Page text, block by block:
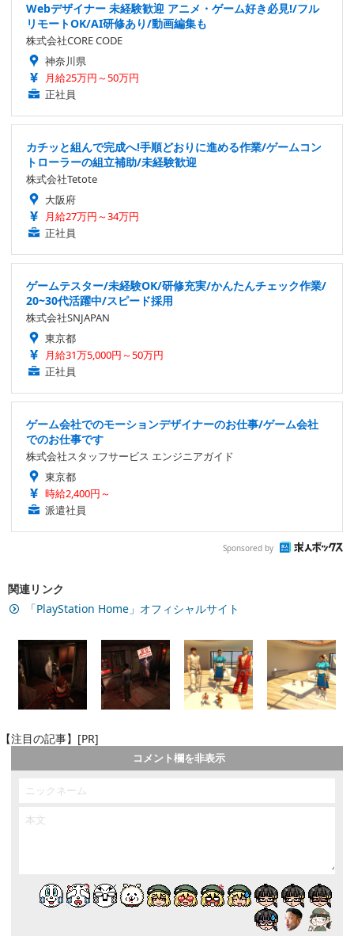
Webデザイナー 未経験歓迎 アニメ・ゲーム好き必見!/フル
リモートOK/AI研修あり/動画編集も
株式会社CORE CODE
神奈川県
月給25万円～50万円
正社員
カチッと組んで完成へ!手順どおりに進める作業/ゲームコン
トローラーの組立補助/未経験歓迎
株式会社Tetote
大阪府
月給27万円～34万円
正社員
ゲームテスター/未経験OK/研修充実/かんたんチェック作業/
20~30代活躍中/スピード採用
株式会社SNJAPAN
東京都
月給31万5,000円～50万円
正社員
ゲーム会社でのモーションデザイナーのお仕事/ゲーム会社
でのお仕事です
株式会社スタッフサービス エンジニアガイド
東京都
時給2,400円～
派遣社員
Sponsored by
関連リンク
「PlayStation Home」オフィシャルサイト
【注目の記事】[PR]
コメント欄を非表示